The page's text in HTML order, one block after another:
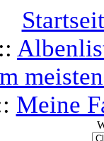
::
Meine